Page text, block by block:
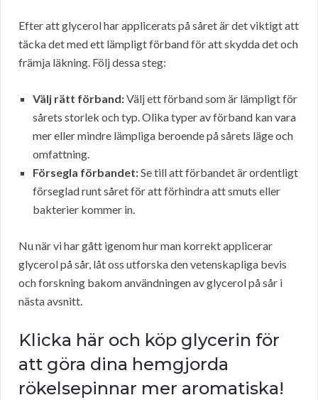
Efter att glycerol har applicerats på såret är det viktigt att
täcka det med ett lämpligt förband för att skydda det och
främja läkning. Följ dessa steg:
Välj rätt förband:Välj ett förband som är lämpligt för
sårets storlek och typ. Olika typer av förband kan vara
mer eller mindre lämpliga beroende på sårets läge och
omfattning.
Försegla förbandet:Se till att förbandet är ordentligt
förseglad runt såret för att förhindra att smuts eller
bakterier kommer in.
Nu när vi har gått igenom hur man korrekt applicerar
glycerol på sår, låt oss utforska den vetenskapliga bevis
och forskning bakom användningen av glycerol på sår i
nästa avsnitt.
Klicka här och köp glycerin för
att göra dina hemgjorda
rökelsepinnar mer aromatiska!